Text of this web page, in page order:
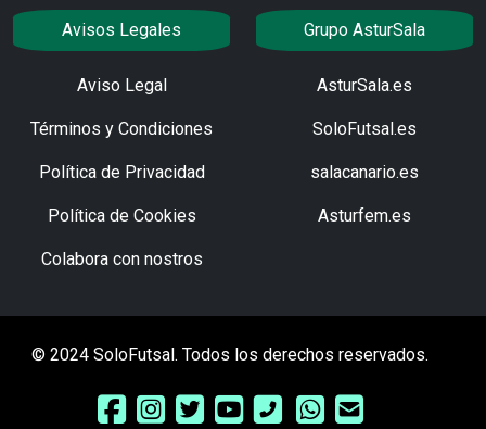
Avisos Legales
Aviso Legal
Términos y Condiciones
Política de Privacidad
Política de Cookies
Colabora con nostros
Grupo AsturSala
AsturSala.es
SoloFutsal.es
salacanario.es
Asturfem.es
© 2024 SoloFutsal. Todos los derechos reservados.